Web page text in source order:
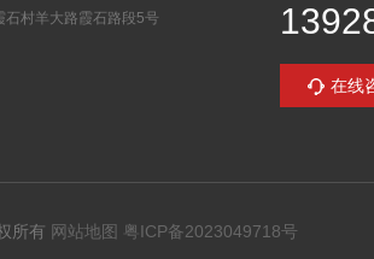
村羊大路霞石路段5号
在线
所有 网站地图 粤ICP备2023049718号